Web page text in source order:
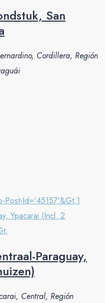
San
Cordillera, Región
Paraguay,
Central, Región